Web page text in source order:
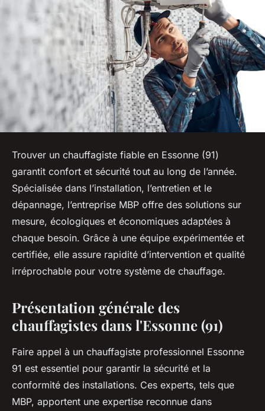
Trouver un chauffagiste fiable en Essonne (91)
garantit confort et sécurité tout au long de l’année.
Spécialisée dans l’installation, l’entretien et le
dépannage, l’entreprise MBP offre des solutions sur
mesure, écologiques et économiques adaptées à
chaque besoin. Grâce à une équipe expérimentée et
certifiée, elle assure rapidité d’intervention et qualité
irréprochable pour votre système de chauffage.
Présentation générale des
chauffagistes dans l'Essonne (91)
Faire appel à un chauffagiste professionnel Essonne
91 est essentiel pour garantir la sécurité et la
conformité des installations. Ces experts, tels que
MBP, apportent une expertise reconnue dans